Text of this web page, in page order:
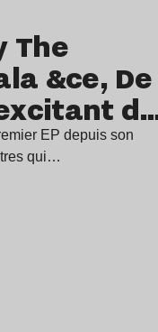
The
&ce, De
de
EP depuis son
qui…